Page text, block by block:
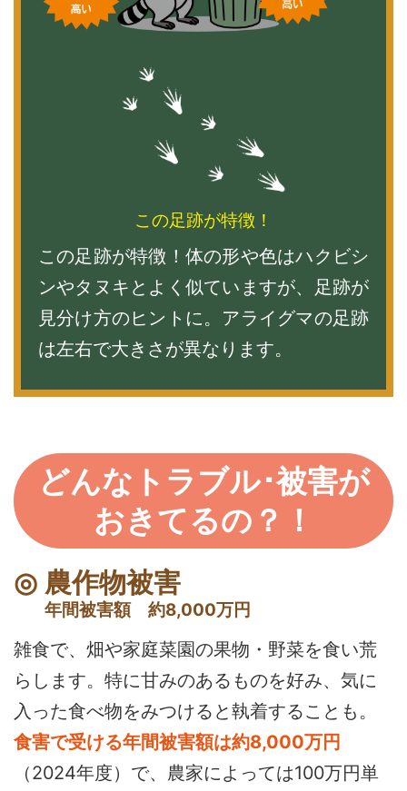
この足跡が特徴！
この足跡が特徴！体の形や色はハクビシ
ンやタヌキとよく似ていますが、足跡が
見分け方のヒントに。アライグマの足跡
は左右で大きさが異なります。
どんなトラブル･被害が
おきてるの？！
農作物被害
年間被害額 約8,000万円
雑食で、畑や家庭菜園の果物・野菜を食い荒
らします。特に甘みのあるものを好み、気に
入った食べ物をみつけると執着することも。
食害で受ける年間被害額は約8,000万円
（2024年度）で、農家によっては100万円単